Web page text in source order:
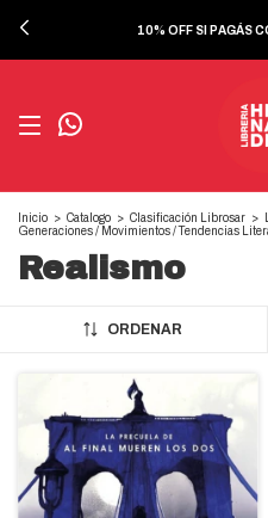
10% OFF SI PAGÁS
Inicio > Catalogo > Clasificación Librosar >
Generaciones / Movimientos / Tendencias
Realismo
ORDENAR